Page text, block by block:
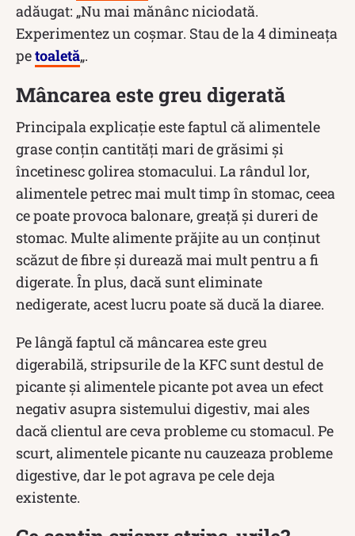
adăugat: „Nu mai mănânc niciodată.
Experimentez un coșmar. Stau de la 4 dimineața
petoaletă„.
Mâncarea este greu digerată
Principala explicație este faptul că alimentele
grase conțin cantități mari de grăsimi și
încetinesc golirea stomacului. La rândul lor,
alimentele petrec mai mult timp în stomac, ceea
ce poate provoca balonare, greață și dureri de
stomac. Multe alimente prăjite au un conținut
scăzut de fibre și durează mai mult pentru a fi
digerate. În plus, dacă sunt eliminate
nedigerate, acest lucru poate să ducă la diaree.
Pe lângă faptul că mâncarea este greu
digerabilă, stripsurile de la KFC sunt destul de
picante și alimentele picante pot avea un efect
negativ asupra sistemului digestiv, mai ales
dacă clientul are ceva probleme cu stomacul. Pe
scurt, alimentele picante nu cauzeaza probleme
digestive, dar le pot agrava pe cele deja
existente.